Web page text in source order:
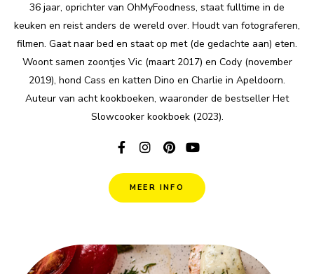
36 jaar, oprichter van OhMyFoodness, staat fulltime in de
keuken en reist anders de wereld over. Houdt van fotograferen,
filmen. Gaat naar bed en staat op met (de gedachte aan) eten.
Woont samen zoontjes Vic (maart 2017) en Cody (november
2019), hond Cass en katten Dino en Charlie in Apeldoorn.
Auteur van acht kookboeken, waaronder de bestseller Het
Slowcooker kookboek (2023).
MEER INFO